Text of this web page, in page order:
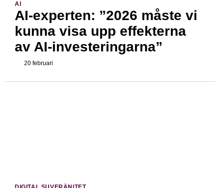
AI
AI-experten: ”2026 måste vi
kunna visa upp effekterna
av AI-investeringarna”
20 februari